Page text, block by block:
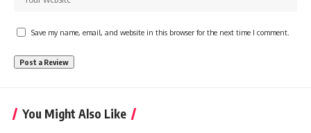
Save my name, email, and website in this browser for the next time I comment.
You Might Also Like